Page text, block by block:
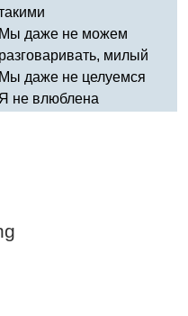
Мы даже не можем
разговаривать, милый
Мы даже не целуемся
Я не влюблена